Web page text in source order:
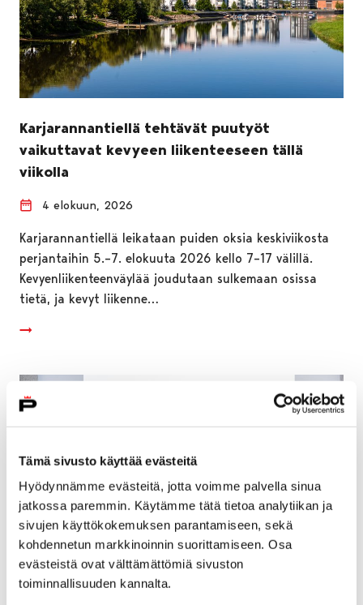
Tämä sivusto käyttää evästeitä
Hyödynnämme evästeitä, jotta voimme palvella sinua
jatkossa paremmin. Käytämme tätä tietoa analytiikan ja
sivujen käyttökokemuksen parantamiseen, sekä
kohdennetun markkinoinnin suorittamiseen. Osa
evästeistä ovat välttämättömiä sivuston
toiminnallisuuden kannalta.
Karjarannantiellä tehtävät puutyöt
vaikuttavat kevyeen liikenteeseen tällä
viikolla
4 elokuun, 2026
Karjarannantiellä leikataan puiden oksia keskiviikosta
perjantaihin 5.–7. elokuuta 2026 kello 7–17 välillä.
Kevyenliikenteenväylää joudutaan sulkemaan osissa
tietä, ja kevyt liikenne…